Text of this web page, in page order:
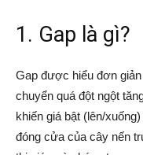
1. Gap là gì?
Gap được hiểu đơn
chuyển quá đột ngột
khiến giá bật (lên/
đóng cửa của cây nến